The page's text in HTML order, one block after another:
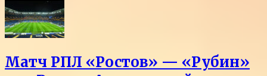
Матч РПЛ «Ростов» — «Рубин»